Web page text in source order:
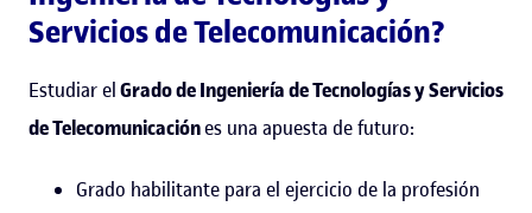
Servicios de Telecomunicación?
Estudiar elGrado de Ingeniería de Tecnologías y Servicios
de Telecomunicaciónes una apuesta de futuro:
Grado habilitante para el ejercicio de la profesión